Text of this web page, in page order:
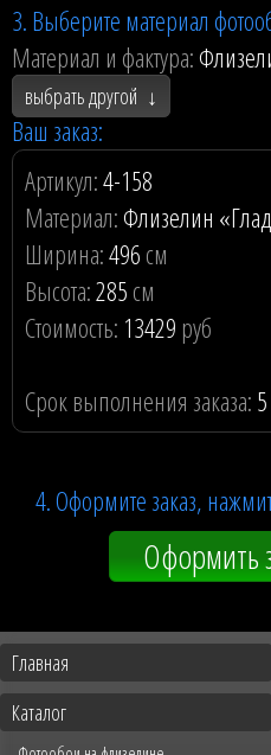
3. Выберите материал
Материал и фактура:
выбрать другой ↓
Ваш заказ:
Артикул:4-158
Материал:Флизелин
Ширина:496см
Высота:285см
Стоимость: 13429 руб
Срок выполнения заказа:5
4. Оформите заказ,
Оформить
Главная
Каталог